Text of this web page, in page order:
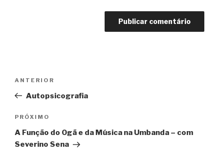
Post
Post
anterior
ANTERIOR
Autopsicografia
Próximo
post
PRÓXIMO
A Função do Ogã e da Música na Umbanda – com
Severino Sena